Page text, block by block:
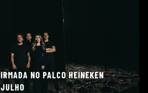
NO PALCO HEINEKEN